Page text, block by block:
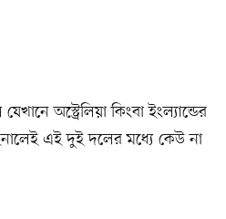
অস্ট্রেলিয়া কিংবা ইংল্যান্ডের
এই দুই দলের মধ্যে কেউ না